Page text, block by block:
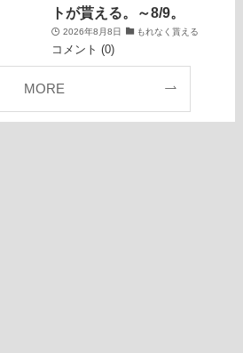
トが貰える。～8/9。
2026年8月8日 もれなく貰える
コメント (0)
MORE